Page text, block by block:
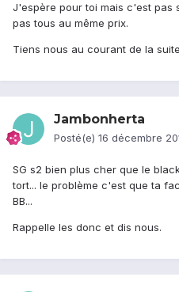
J'espère pour toi mais c'est pas
pas tous au même prix.
Tiens nous au courant de la suite
Jambonherta
Posté(e) 16 décembre
SG s2 bien plus cher que le
tort... le problème c'est que ta
BB...
Rappelle les donc et dis nous.